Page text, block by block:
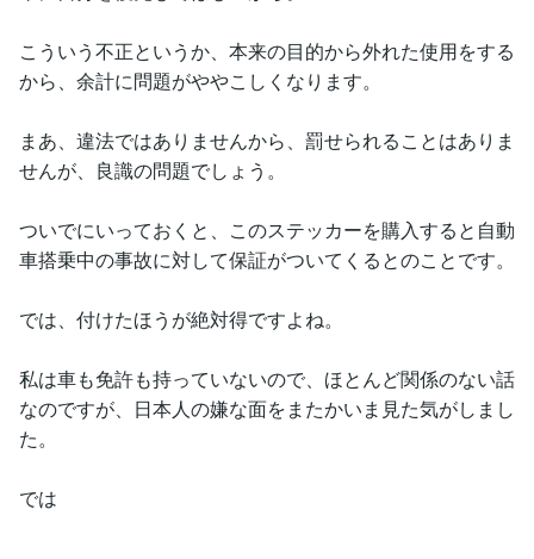
こういう不正というか、本来の目的から外れた使用をする
から、余計に問題がややこしくなります。
まあ、違法ではありませんから、罰せられることはありま
せんが、良識の問題でしょう。
ついでにいっておくと、このステッカーを購入すると自動
車搭乗中の事故に対して保証がついてくるとのことです。
では、付けたほうが絶対得ですよね。
私は車も免許も持っていないので、ほとんど関係のない話
なのですが、日本人の嫌な面をまたかいま見た気がしまし
た。
では